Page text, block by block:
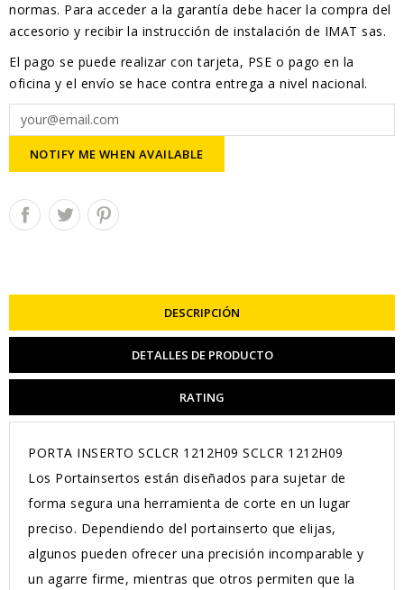
normas. Para acceder a la garantía debe hacer la compra del
accesorio y recibir la instrucción de instalación de IMAT sas.
El pago se puede realizar con tarjeta, PSE o pago en la
oficina y el envío se hace contra entrega a nivel nacional.
NOTIFY ME WHEN AVAILABLE
DESCRIPCIÓN
DETALLES DE PRODUCTO
RATING
PORTA INSERTO SCLCR 1212H09 SCLCR 1212H09
Los Portainsertos están diseñados para sujetar de
forma segura una herramienta de corte en un lugar
preciso. Dependiendo del portainserto que elijas,
algunos pueden ofrecer una precisión incomparable y
un agarre firme, mientras que otros permiten que la